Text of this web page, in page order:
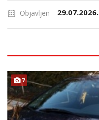
Objavljen 29.07.2026.
7